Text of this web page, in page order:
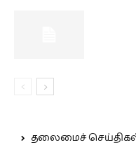
தலைமைச்